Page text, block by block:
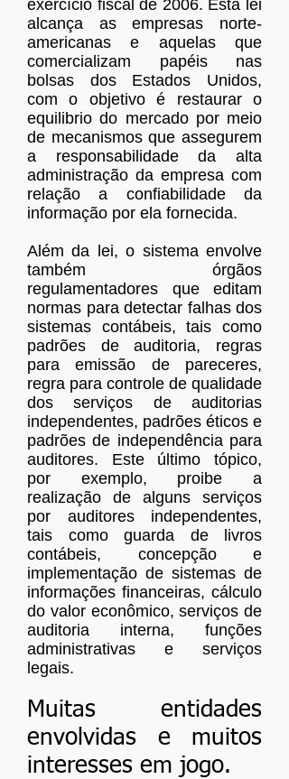
exercício fiscal de 2006. Esta lei
alcança as empresas norte-
americanas e aquelas que
comercializam papéis nas
bolsas dos Estados Unidos,
com o objetivo é restaurar o
equilibrio do mercado por meio
de mecanismos que assegurem
a responsabilidade da alta
administração da empresa com
relação a confiabilidade da
informação por ela fornecida.
Além da lei, o sistema envolve
também órgãos
regulamentadores que editam
normas para detectar falhas dos
sistemas contábeis, tais como
padrões de auditoria, regras
para emissão de pareceres,
regra para controle de qualidade
dos serviços de auditorias
independentes, padrões éticos e
padrões de independência para
auditores. Este último tópico,
por exemplo, proibe a
realização de alguns serviços
por auditores independentes,
tais como guarda de livros
contábeis, concepção e
implementação de sistemas de
informações financeiras, cálculo
do valor econômico, serviços de
auditoria interna, funções
administrativas e serviços
legais.
Muitas entidades
envolvidas e muitos
interesses em jogo.